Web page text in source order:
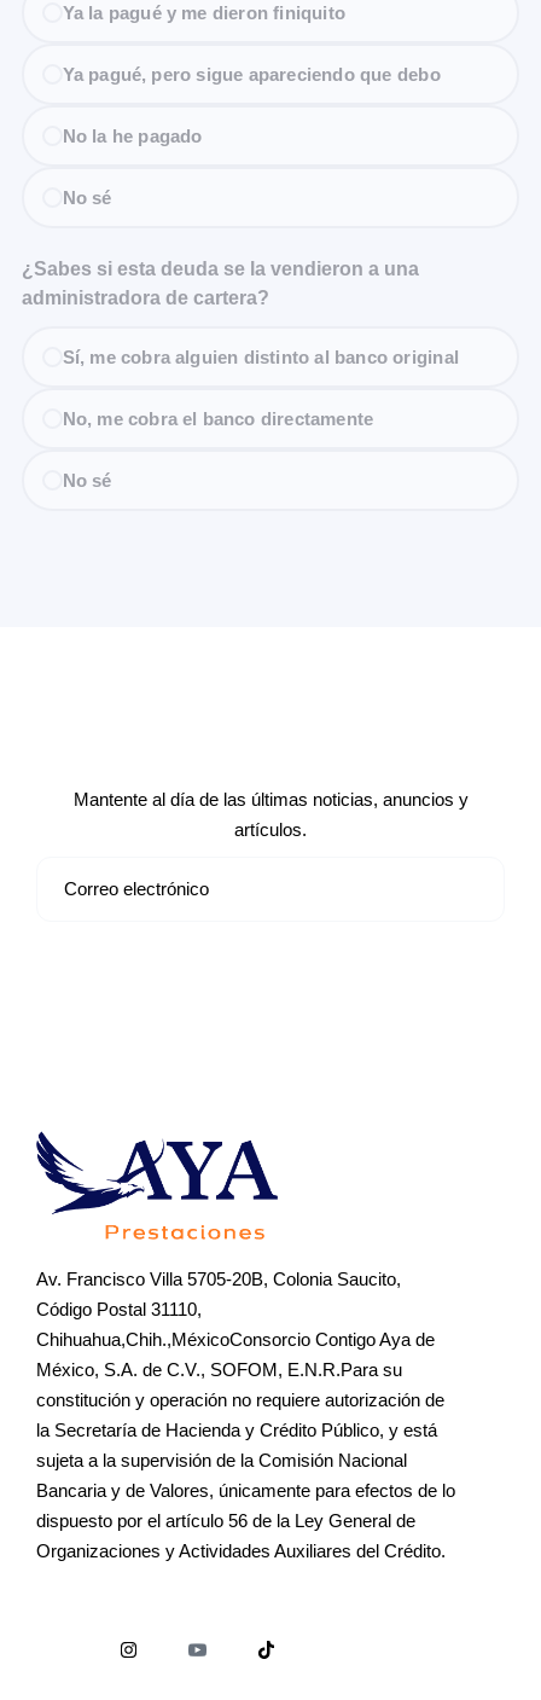
Ya la pagué y me dieron finiquito
Ya pagué, pero sigue apareciendo que debo
No la he pagado
No sé
¿Sabes si esta deuda se la vendieron a una
administradora de cartera?
Sí, me cobra alguien distinto al banco original
No, me cobra el banco directamente
No sé
Mantente al día de las últimas noticias, anuncios y
artículos.
Av. Francisco Villa 5705-20B, Colonia Saucito,
Código Postal 31110,
Chihuahua,Chih.,MéxicoConsorcio Contigo Aya de
México, S.A. de C.V., SOFOM, E.N.R.Para su
constitución y operación no requiere autorización de
la Secretaría de Hacienda y Crédito Público, y está
sujeta a la supervisión de la Comisión Nacional
Bancaria y de Valores, únicamente para efectos de lo
dispuesto por el artículo 56 de la Ley General de
Organizaciones y Actividades Auxiliares del Crédito.